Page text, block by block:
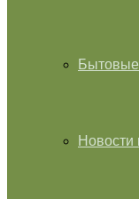
Новости